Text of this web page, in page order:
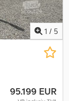
1 / 5
95.199 EUR